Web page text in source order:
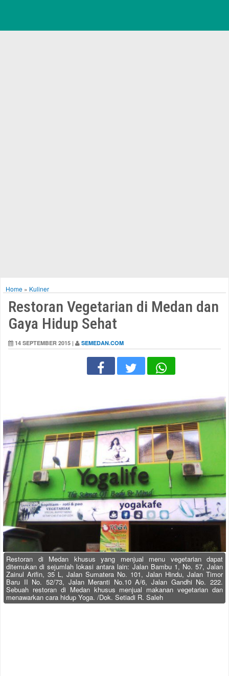
Home » Kuliner
Restoran Vegetarian di Medan dan
Gaya Hidup Sehat
14 SEPTEMBER 2015 | SEMEDAN.COM
Restoran di Medan khusus yang menjual menu vegetarian dapat
ditemukan di sejumlah lokasi antara lain: Jalan Bambu 1, No. 57, Jalan
Zainul Arifin, 35 L, Jalan Sumatera No. 101, Jalan Hindu, Jalan Timor
Baru II No. 52/73, Jalan Meranti No.10 A/6, Jalan Gandhi No. 222.
Sebuah restoran di Medan khusus menjual makanan vegetarian dan
menawarkan cara hidup Yoga. /Dok. Setiadi R. Saleh